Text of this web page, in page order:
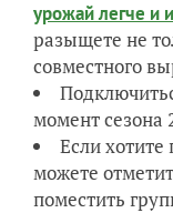
урожай легче и
разыщете не
совместного
момент сезона
Если хотите
можете
поместить